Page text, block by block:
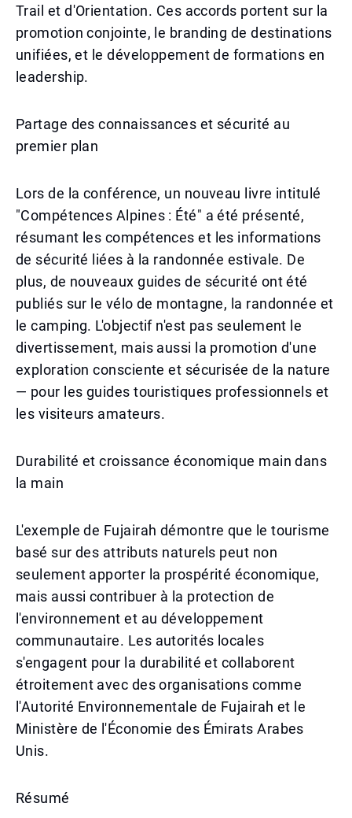
Trail et d'Orientation. Ces accords portent sur la
promotion conjointe, le branding de destinations
unifiées, et le développement de formations en
leadership.
Partage des connaissances et sécurité au
premier plan
Lors de la conférence, un nouveau livre intitulé
"Compétences Alpines : Été" a été présenté,
résumant les compétences et les informations
de sécurité liées à la randonnée estivale. De
plus, de nouveaux guides de sécurité ont été
publiés sur le vélo de montagne, la randonnée et
le camping. L'objectif n'est pas seulement le
divertissement, mais aussi la promotion d'une
exploration consciente et sécurisée de la nature
— pour les guides touristiques professionnels et
les visiteurs amateurs.
Durabilité et croissance économique main dans
la main
L'exemple de Fujairah démontre que le tourisme
basé sur des attributs naturels peut non
seulement apporter la prospérité économique,
mais aussi contribuer à la protection de
l'environnement et au développement
communautaire. Les autorités locales
s'engagent pour la durabilité et collaborent
étroitement avec des organisations comme
l'Autorité Environnementale de Fujairah et le
Ministère de l'Économie des Émirats Arabes
Unis.
Résumé